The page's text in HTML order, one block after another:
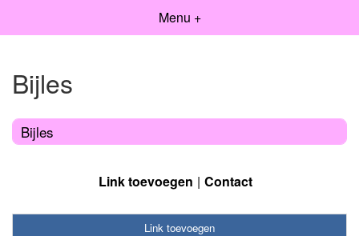
Menu +
Bijles
Bijles
Link toevoegen Contact
Link toevoegen